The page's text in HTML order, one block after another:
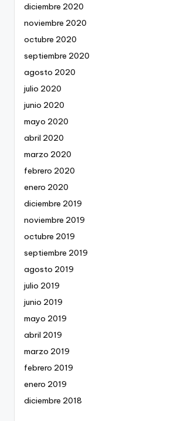
diciembre 2020
noviembre 2020
octubre 2020
septiembre 2020
agosto 2020
julio 2020
junio 2020
mayo 2020
abril 2020
marzo 2020
febrero 2020
enero 2020
diciembre 2019
noviembre 2019
octubre 2019
septiembre 2019
agosto 2019
julio 2019
junio 2019
mayo 2019
abril 2019
marzo 2019
febrero 2019
enero 2019
diciembre 2018